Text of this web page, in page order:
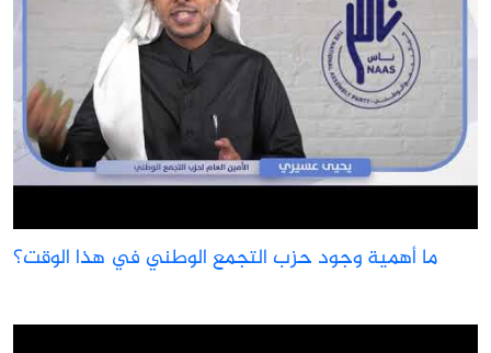
ما أهمية وجود حزب التجمع الوطني في هذا الوقت؟